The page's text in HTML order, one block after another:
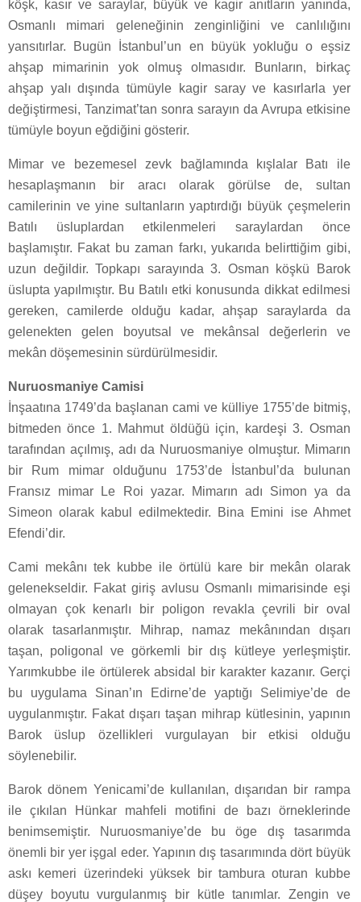
köşk, kasır ve saraylar, büyük ve kagir anıtların yanında,
Osmanlı mimari geleneğinin zenginliğini ve canlılığını
yansıtırlar. Bugün İstanbul’un en büyük yokluğu o eşsiz
ahşap mimarinin yok olmuş olmasıdır. Bunların, birkaç
ahşap yalı dışında tümüyle kagir saray ve kasırlarla yer
değiştirmesi, Tanzimat’tan sonra sarayın da Avrupa etkisine
tümüyle boyun eğdiğini gösterir.
Mimar ve bezemesel zevk bağlamında kışlalar Batı ile
hesaplaşmanın bir aracı olarak görülse de, sultan
camilerinin ve yine sultanların yaptırdığı büyük çeşmelerin
Batılı üsluplardan etkilenmeleri saraylardan önce
başlamıştır. Fakat bu zaman farkı, yukarıda belirttiğim gibi,
uzun değildir. Topkapı sarayında 3. Osman köşkü Barok
üslupta yapılmıştır. Bu Batılı etki konusunda dikkat edilmesi
gereken, camilerde olduğu kadar, ahşap saraylarda da
gelenekten gelen boyutsal ve mekânsal değerlerin ve
mekân döşemesinin sürdürülmesidir.
Nuruosmaniye Camisi
İnşaatına 1749’da başlanan cami ve külliye 1755’de bitmiş,
bitmeden önce 1. Mahmut öldüğü için, kardeşi 3. Osman
tarafından açılmış, adı da Nuruosmaniye olmuştur. Mimarın
bir Rum mimar olduğunu 1753’de İstanbul’da bulunan
Fransız mimar Le Roi yazar. Mimarın adı Simon ya da
Simeon olarak kabul edilmektedir. Bina Emini ise Ahmet
Efendi’dir.
Cami mekânı tek kubbe ile örtülü kare bir mekân olarak
gelenekseldir. Fakat giriş avlusu Osmanlı mimarisinde eşi
olmayan çok kenarlı bir poligon revakla çevrili bir oval
olarak tasarlanmıştır. Mihrap, namaz mekânından dışarı
taşan, poligonal ve görkemli bir dış kütleye yerleşmiştir.
Yarımkubbe ile örtülerek absidal bir karakter kazanır. Gerçi
bu uygulama Sinan’ın Edirne’de yaptığı Selimiye’de de
uygulanmıştır. Fakat dışarı taşan mihrap kütlesinin, yapının
Barok üslup özellikleri vurgulayan bir etkisi olduğu
söylenebilir.
Barok dönem Yenicami’de kullanılan, dışarıdan bir rampa
ile çıkılan Hünkar mahfeli motifini de bazı örneklerinde
benimsemiştir. Nuruosmaniye’de bu öge dış tasarımda
önemli bir yer işgal eder. Yapının dış tasarımında dört büyük
askı kemeri üzerindeki yüksek bir tambura oturan kubbe
düşey boyutu vurgulanmış bir kütle tanımlar. Zengin ve